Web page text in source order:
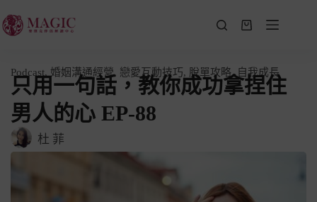
Podcast, 婚姻溝通經營, 戀愛互動技巧, 脫單攻略, 自我成長
只用一句話，教你成功拿捏住
男人的心 EP-88
杜 菲